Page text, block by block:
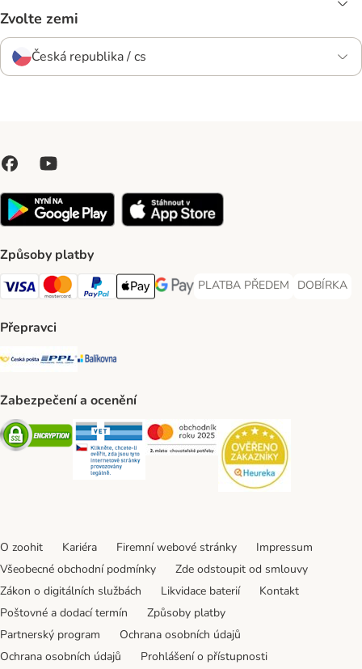
Zvolte zemi
Česká republika / cs
Způsoby platby
Visa Payment Method
Mastercard Payment Method
PayPal Payment Method
Apple pay Payment Method
GooglePay Payment Method
PLATBA PŘEDEM
PLATBA PŘEDEM Payment
DOBÍRKA
DOBÍRKA
Přepravci
Česká pošta Shipping Method
PPL Shipping Method
Balíkovna Shipping Method
Zabezpečení a ocenění
Security Security Security
O zoohit Kariéra Firemní webové stránky
Impressum
Všeobecné obchodní podmínky
Zde odstoupit od smlouvy
Zákon o digitálních službách
Likvidace baterií
Kontakt
Poštovné a dodací termín
Způsoby platby
Partnerský program
Ochrana osobních údajů
Ochrana osobních údajů
Prohlášení o přístupnosti